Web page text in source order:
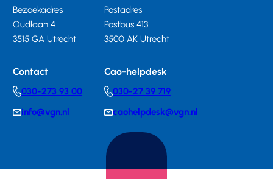
Bezoekadres
Oudlaan 4
3515 GA Utrecht
Postadres
Postbus 413
3500 AK Utrecht
Contact
Telephonenumber
030-273 93 00
E-info@vgn.nl
Cao-helpdesk
Telephonenumber
030-27 39 719
E-caohelpdesk@vgn.nl